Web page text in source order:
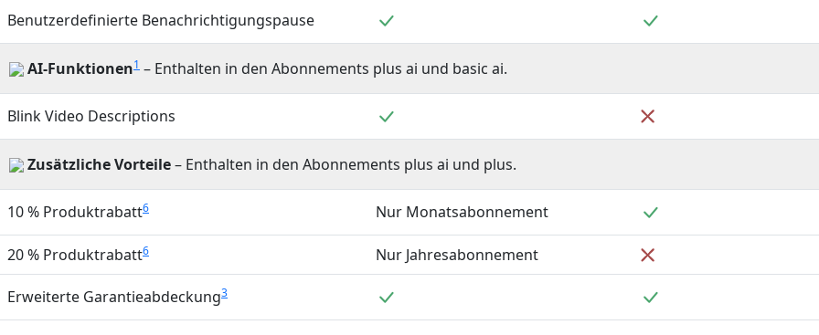
Benutzerdefinierte Benachrichtigungspause
AI-Funktionen1 – Enthalten in den Abonnements plus ai und basic ai.
Blink Video Descriptions
Zusätzliche Vorteile– Enthalten in den Abonnements plus ai und plus.
10 % Produktrabatt6 Nur Monatsabonnement
20 % Produktrabatt6 Nur Jahresabonnement
Erweiterte Garantieabdeckung3